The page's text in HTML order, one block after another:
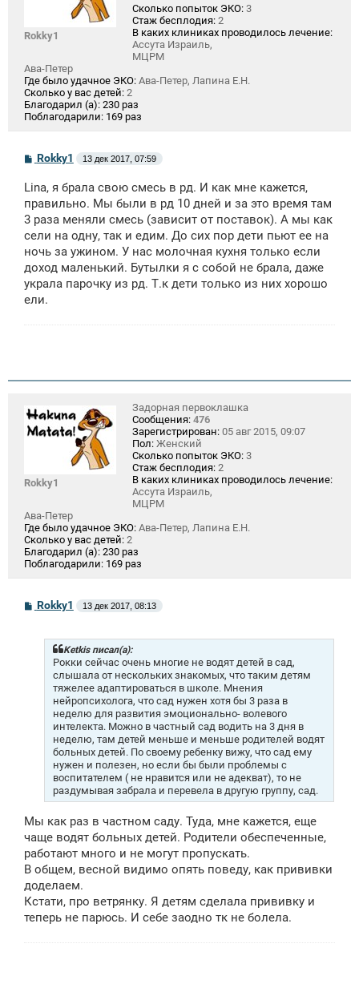
Rokky1
Сколько попыток ЭКО: 3
Стаж бесплодия: 2
В каких клиниках проводилось лечение:
Ассута Израиль,
МЦРМ
Ава-Петер
Где было удачное ЭКО: Ава-Петер, Лапина Е.Н.
Сколько у вас детей: 2
Благодарил (а): 230 раз
Поблагодарили: 169 раз
С
б
щ
е
н
и
Rokky1 13 дек 2017, 07:59
Lina, я брала свою смесь в рд. И как мне кажется,
правильно. Мы были в рд 10 дней и за это время там
3 раза меняли смесь (зависит от поставок). А мы как
сели на одну, так и едим. До сих пор дети пьют ее на
ночь за ужином. У нас молочная кухня только если
доход маленький. Бутылки я с собой не брала, даже
украла парочку из рд. Т.к дети только из них хорошо
ели.
Rokky1
Задорная первоклашка
Сообщения: 476
Зарегистрирован: 05 авг 2015, 09:07
Пол: Женский
Сколько попыток ЭКО: 3
Стаж бесплодия: 2
В каких клиниках проводилось лечение:
Ассута Израиль,
МЦРМ
Ава-Петер
Где было удачное ЭКО: Ава-Петер, Лапина Е.Н.
Сколько у вас детей: 2
Благодарил (а): 230 раз
Поблагодарили: 169 раз
СRokky1 13 дек 2017, 08:13
Ketkis писал(а):
Рокки сейчас очень многие не водят детей в сад,
слышала от нескольких знакомых, что таким детям
тяжелее адаптироваться в школе. Мнения
нейропсихолога, что сад нужен хотя бы 3 раза в
неделю для развития эмоционально- волевого
интелекта. Можно в частный сад водить на 3 дня в
неделю, там детей меньше и меньше родителей водят
больных детей. По своему ребенку вижу, что сад ему
нужен и полезен, но если бы были проблемы с
воспитателем ( не нравится или не адекват), то не
раздумывая забрала и перевела в другую группу, сад.
Мы как раз в частном саду. Туда, мне кажется, еще
чаще водят больных детей. Родители обеспеченные,
работают много и не могут пропускать.
В общем, весной видимо опять поведу, как прививки
доделаем.
Кстати, про ветрянку. Я детям сделала прививку и
теперь не парюсь. И себе заодно тк не болела.